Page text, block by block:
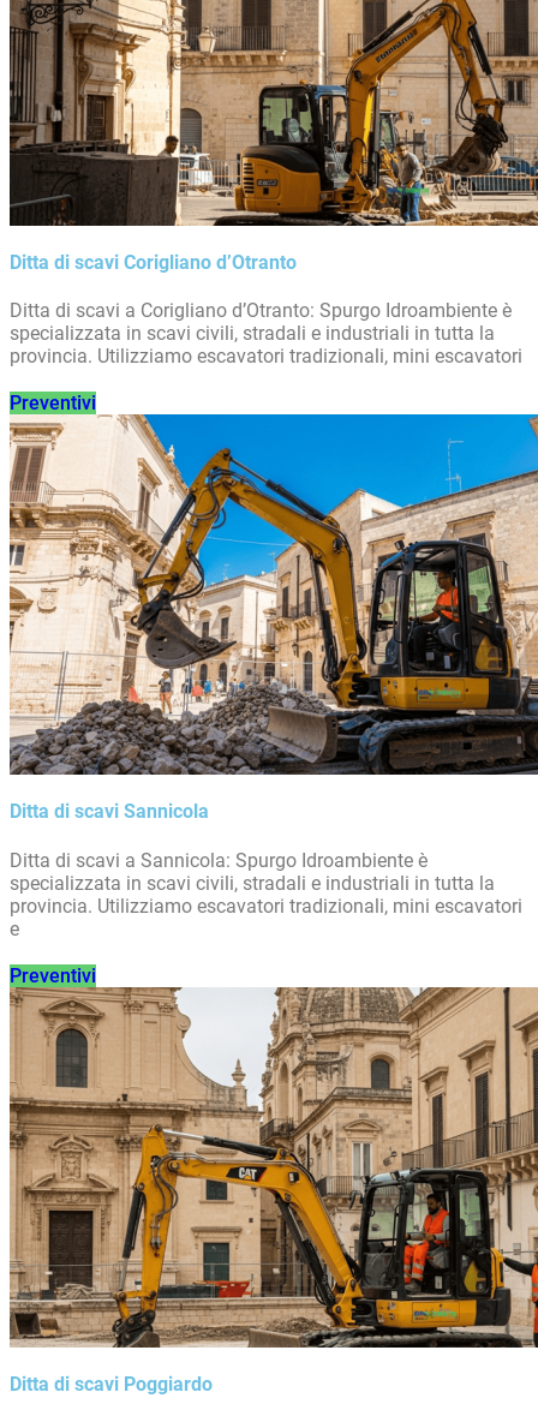
Ditta di scavi Corigliano d’Otranto
Ditta di scavi a Corigliano d’Otranto: Spurgo Idroambiente è
specializzata in scavi civili, stradali e industriali in tutta la
provincia. Utilizziamo escavatori tradizionali, mini escavatori
Preventivi
Ditta di scavi Sannicola
Ditta di scavi a Sannicola: Spurgo Idroambiente è
specializzata in scavi civili, stradali e industriali in tutta la
provincia. Utilizziamo escavatori tradizionali, mini escavatori
e
Preventivi
Ditta di scavi Poggiardo